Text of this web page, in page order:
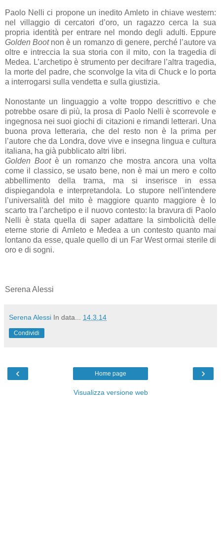
Paolo Nelli ci propone un inedito Amleto in chiave western:
nel villaggio di cercatori d’oro, un ragazzo cerca la sua
propria identità per entrare nel mondo degli adulti. Eppure
Golden Bootnon è un romanzo di genere, perché l’autore va
oltre e intreccia la sua storia con il mito, con la tragedia di
Medea. L’archetipo è strumento per decifrare l’altra tragedia,
la morte del padre, che sconvolge la vita di Chuck e lo porta
a interrogarsi sulla vendetta e sulla giustizia.
Nonostante un linguaggio a volte troppo descrittivo e che
potrebbe osare di più, la prosa di Paolo Nelli è scorrevole e
ingegnosa nei suoi giochi di citazioni e rimandi letterari. Una
buona prova letteraria, che del resto non è la prima per
l’autore che da Londra, dove vive e insegna lingua e cultura
italiana, ha già pubblicato altri libri.
Golden Boot è un romanzo che mostra ancora una volta
come il classico, se usato bene, non è mai un mero e colto
abbellimento della trama, ma si inserisce in essa
dispiegandola e interpretandola. Lo stupore nell'intendere
l’universalità del mito è maggiore quanto maggiore è lo
scarto tra l’archetipo e il nuovo contesto: la bravura di Paolo
Nelli è stata quella di saper adattare la simbolicità delle
eterne storie di Amleto e Medea a un contesto quanto mai
lontano da esse, quale quello di un Far West ormai sterile di
oro e di sogni.
Serena Alessi
Serena Alessi In data... 14.3.14
Condividi
‹ ›
Home page
Visualizza versione web